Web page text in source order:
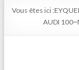
Vous êtes ici :
AUDI